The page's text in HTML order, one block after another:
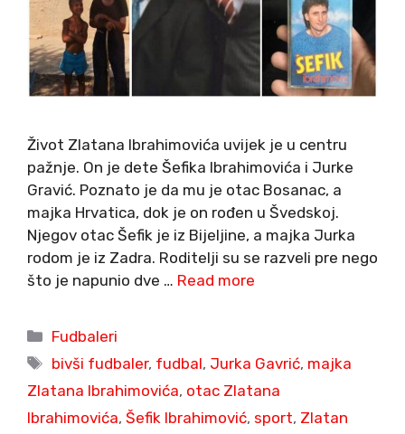
Život Zlatana Ibrahimovića uvijek je u centru
pažnje. On je dete Šefika Ibrahimovića i Jurke
Gravić. Poznato je da mu je otac Bosanac, a
majka Hrvatica, dok je on rođen u Švedskoj.
Njegov otac Šefik je iz Bijeljine, a majka Jurka
rodom je iz Zadra. Roditelji su se razveli pre nego
što je napunio dve … Read more
Categories
Fudbaleri
Tags
bivši fudbaler, fudbal, Jurka Gavrić, majka
Zlatana Ibrahimovića, otac Zlatana
Ibrahimovića, Šefik Ibrahimović, sport, Zlatan